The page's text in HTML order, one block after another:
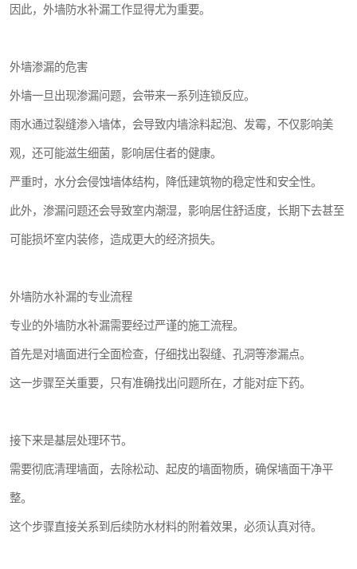
因此，外墙防水补漏工作显得尤为重要。
外墙渗漏的危害
外墙一旦出现渗漏问题，会带来一系列连锁反应。
雨水通过裂缝渗入墙体，会导致内墙涂料起泡、发霉，不仅影响美
观，还可能滋生细菌，影响居住者的健康。
严重时，水分会侵蚀墙体结构，降低建筑物的稳定性和安全性。
此外，渗漏问题还会导致室内潮湿，影响居住舒适度，长期下去甚至
可能损坏室内装修，造成更大的经济损失。
外墙防水补漏的专业流程
专业的外墙防水补漏需要经过严谨的施工流程。
首先是对墙面进行全面检查，仔细找出裂缝、孔洞等渗漏点。
这一步骤至关重要，只有准确找出问题所在，才能对症下药。
接下来是基层处理环节。
需要彻底清理墙面，去除松动、起皮的墙面物质，确保墙面干净平
整。
这个步骤直接关系到后续防水材料的附着效果，必须认真对待。